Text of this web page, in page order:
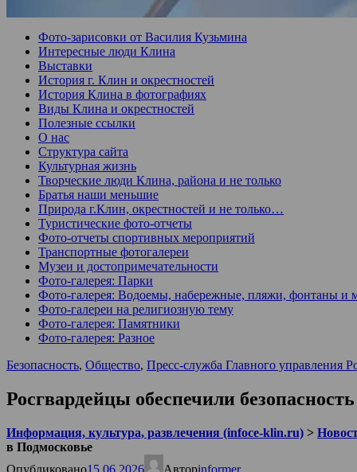
Фото-зарисовки от Василия Кузьмина
Интересные люди Клина
Выставки
История г. Клин и окрестностей
История Клина в фотографиях
Виды Клина и окрестностей
Полезные ссылки
О нас
Структура сайта
Культурная жизнь
Творческие люди Клина, района и не только
Братья наши меньшие
Природа г.Клин, окрестностей и не только…
Туристические фото-отчеты
Фото-отчеты спортивных мероприятий
Транспортные фотогалереи
Музеи и достопримечательности
Фото-галерея: Парки
Фото-галерея: Водоемы, набережные, пляжи, фонтаны и
Фото-галереи на религиозную тему
Фото-галерея: Памятники
Фото-галерея: Разное
Безопасность, Общество, Пресс-служба Главного управления
Росгвардейцы обеспечили
Информация, культура, развлечения (infoce-klin.ru) >
в Подмосковье
Опубликовано15.06.2026 Авторinformer